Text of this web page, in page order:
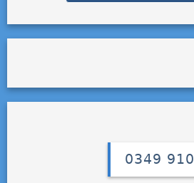
0349 910